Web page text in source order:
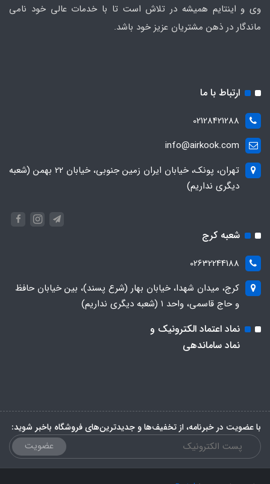
وی و اینتایم همیشه در تلاش است تا با خدمات عالی خود نامی
ماندگار در ذهن مشتریان عزیز خود باشد.
ارتباط با ما
02128421288
info@airkook.com
تهران، پونک، خیابان ایران زمین جنوبی، خیابان 22 بهمن (شعبه
دیگری نداریم)
شعبه کرج
02632244188
کرج، میدان شهدا، خیابان بهار (شرع پسند)، بین خیابان حافظ
و حاج قاسمی، واحد ۱ (شعبه دیگری نداریم)
نماد اعتماد الکترونیک و
نماد ساماندهی
با عضویت در خبرنامه، از تخفیف‌ها و جدیدترین‌های فروشگاه باخبر شوید:
عضویت